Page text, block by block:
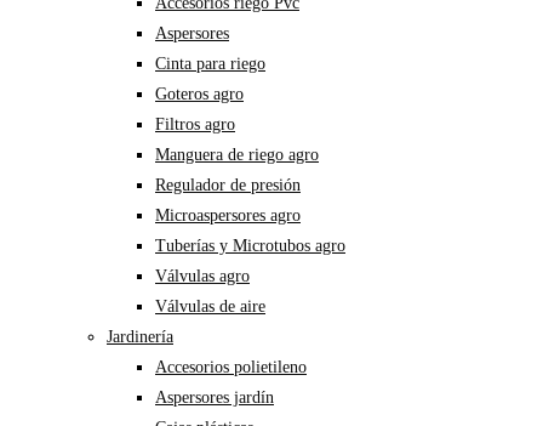
Aspersores
Cinta para riego
Goteros agro
Filtros agro
Manguera de riego agro
Regulador de presión
Microaspersores agro
Tuberías y Microtubos agro
Válvulas agro
Válvulas de aire
Jardinería
Accesorios polietileno
Aspersores jardín